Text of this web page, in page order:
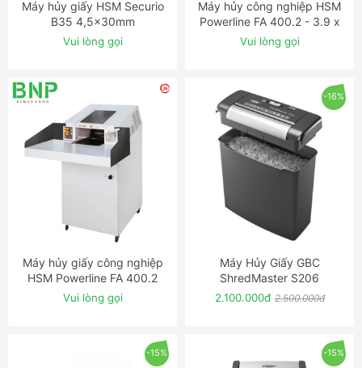
ĐẶT NGAY
Máy hủy giấy HSM Securio
B35 4,5x30mm
Vui lòng gọi
ĐẶT NGAY
Máy hủy công nghiệp HSM
Powerline FA 400.2 - 3.9 x
40mm
Vui lòng gọi
ĐẶT NGAY
Máy hủy giấy công nghiệp
HSM Powerline FA 400.2
Vui lòng gọi
-16%
ĐẶT NGAY
Máy Hủy Giấy GBC
ShredMaster S206
2.100.000đ 2.500.000đ
-15% -15%